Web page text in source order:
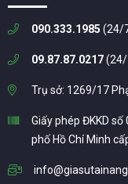
090.333.1985 (24/
09.87.87.0217
Trụ sở: 1269/17
Giấy phép ĐKKD
phố Hồ Chí Minh